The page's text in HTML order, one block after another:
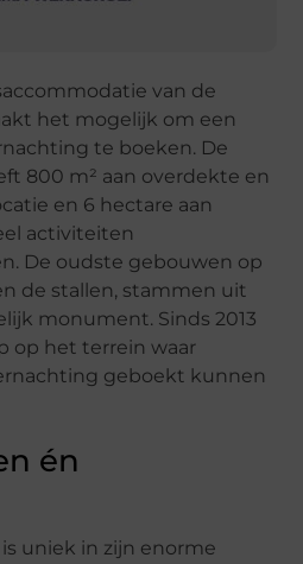
van de
het mogelijk om een
te boeken. De
800 m² aan overdekte en
en 6 hectare aan
activiteiten
De oudste gebouwen op
de stallen, stammen uit
monument. Sinds 2013
op het terrein waar
geboekt kunnen
én
uniek in zijn enorme